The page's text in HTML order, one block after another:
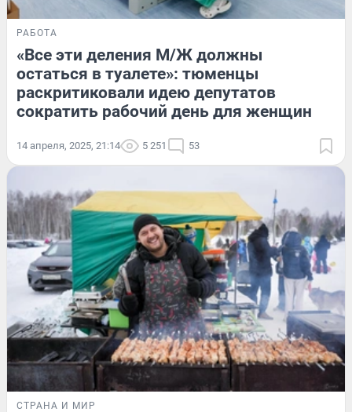
РАБОТА
«Все эти деления М/Ж должны
остаться в туалете»: тюменцы
раскритиковали идею депутатов
сократить рабочий день для женщин
14 апреля, 2025, 21:14 5 251 53
СТРАНА И МИР